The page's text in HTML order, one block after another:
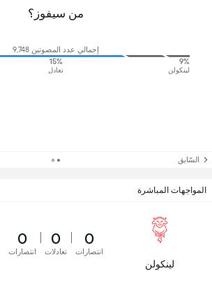
من سيفوز؟
إجمالي عدد المصوتين 9,748
9%
لينكولن
15%
تعادل
السّابق
المواجهات المباشرة
لينكولن
0
انتصارات
0
تعادلات
0
انتصارات